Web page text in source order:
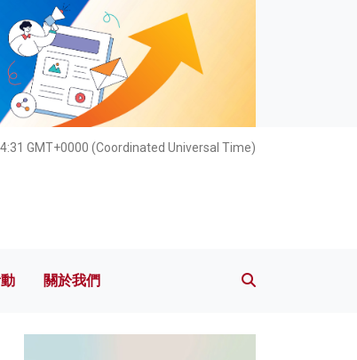
GMT+0000 (Coordinated Universal Time)
見活動 關於我們
關於我們